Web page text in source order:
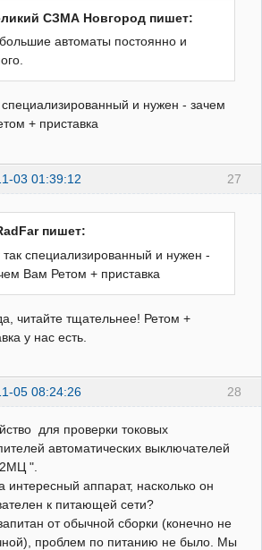
СЗМА Новгород пишет:
автоматы постоянно и
специализированный и нужен - зачем
+ приставка
27
03 01:39:12
пишет:
так специализированный и нужен -
Вам Ретом + приставка
читайте тщательнее! Ретом +
у нас есть.
28
05 08:24:26
для проверки токовых
автоматических выключателей
".
интересный аппарат, насколько он
к питающей сети?
от обычной сборки (конечно не
проблем по питанию не было. Мы